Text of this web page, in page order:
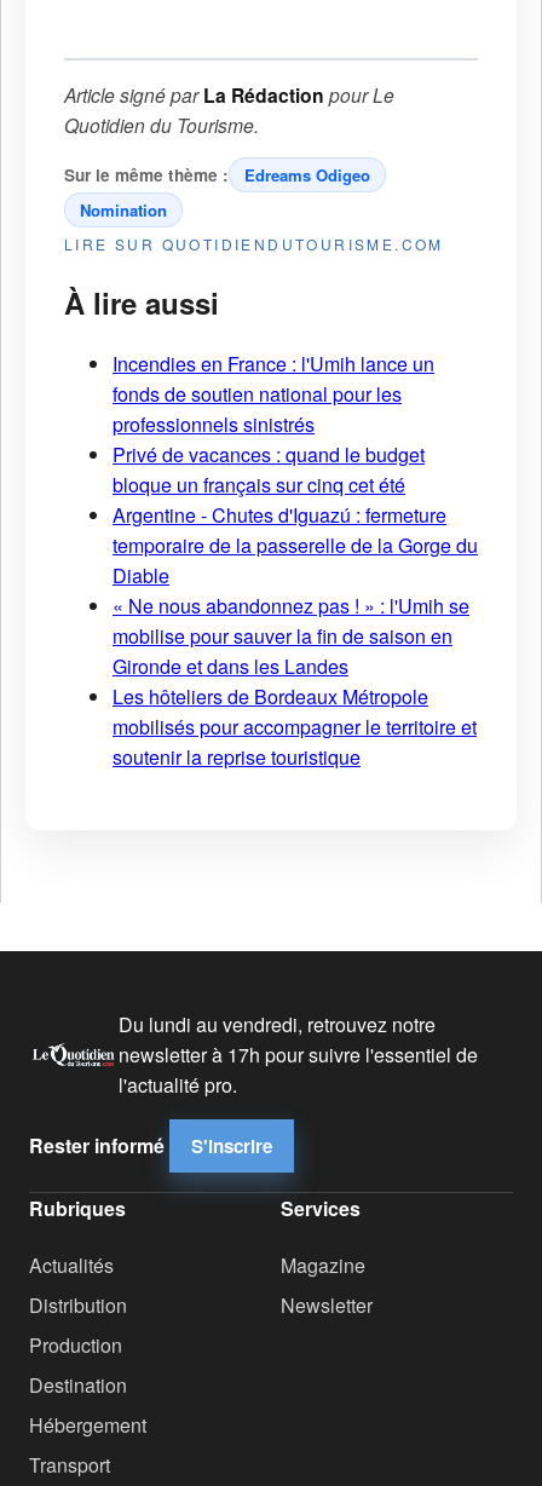
Article signé parLa Rédaction pourLe
Quotidien du Tourisme.
Sur le même thème :
Edreams Odigeo
Nomination
LIRE SUR QUOTIDIENDUTOURISME.COM
À lire aussi
Incendies en France : l'Umih lance un
fonds de soutien national pour les
professionnels sinistrés
Privé de vacances : quand le budget
bloque un français sur cinq cet été
Argentine - Chutes d'Iguazú : fermeture
temporaire de la passerelle de la Gorge du
Diable
« Ne nous abandonnez pas ! » : l'Umih se
mobilise pour sauver la fin de saison en
Gironde et dans les Landes
Les hôteliers de Bordeaux Métropole
mobilisés pour accompagner le territoire et
soutenir la reprise touristique
Du lundi au vendredi, retrouvez notre
newsletter à 17h pour suivre l'essentiel de
l'actualité pro.
Rester informé S'inscrire
Rubriques
Actualités
Distribution
Production
Destination
Hébergement
Transport
Services
Magazine
Newsletter